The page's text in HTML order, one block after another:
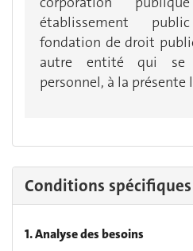
établissement
fondation de droit
autre entité qui se
personnel, à la présente
Conditions spécifiques
1. Analyse des besoins